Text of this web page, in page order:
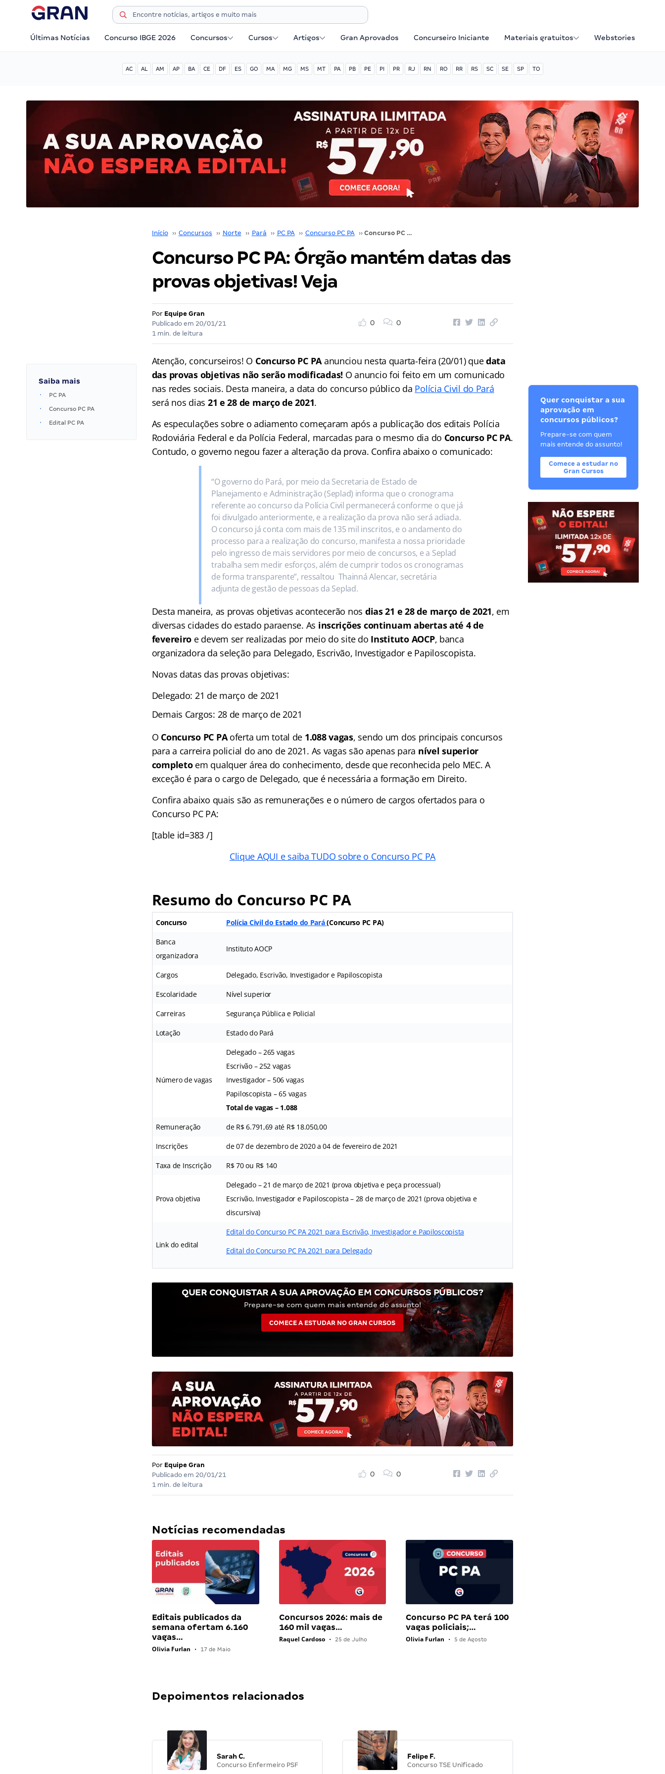
Últimas Notícias Concurso IBGE 2026 Concursos Cursos Artigos Gran Aprovados Concurseiro Iniciante Materiais gratuitos Webstories
AC AL AM AP BA CE DF ES GO MA MG MS MT PA PB PE PI PR RJ RN RO RR RS SC SE SP TO
Início ›› Concursos ›› Norte ›› Pará ›› PC PA ›› Concurso PC PA ›› Concurso PC PA: Órgão mantém datas das provas objetivas! Veja
Concurso PC PA: Órgão mantém datas das
provas objetivas! Veja
Por Equipe Gran
Publicado em 20/01/21
1 min. de leitura
0 0
Saiba mais
PC PA
Concurso PC PA
Edital PC PA
Atenção, concurseiros! O Concurso PC PAanunciou nesta quarta-feira (20/01) quedata
das provas objetivas não serão modificadas! O anuncio foi feito em um comunicado
nas redes sociais. Desta maneira, a data do concurso público da Polícia Civil do Pará
será nos dias 21 e 28 de março de 2021.
As especulações sobre o adiamento começaram após a publicação dos editais Polícia
Rodoviária Federal e da Polícia Federal, marcadas para o mesmo dia do Concurso PC PA.
Contudo, o governo negou fazer a alteração da prova. Confira abaixo o comunicado:
“O governo do Pará, por meio da Secretaria de Estado de
Planejamento e Administração (Seplad) informa que o cronograma
referente ao concurso da Polícia Civil permanecerá conforme o que já
foi divulgado anteriormente, e a realização da prova não será adiada.
O concurso já conta com mais de 135 mil inscritos, e o andamento do
processo para a realização do concurso, manifesta a nossa prioridade
pelo ingresso de mais servidores por meio de concursos, e a Seplad
trabalha sem medir esforços, além de cumprir todos os cronogramas
de forma transparente”, ressaltou Thainná Alencar, secretária
adjunta de gestão de pessoas da Seplad.
Desta maneira, as provas objetivas acontecerão nos dias 21 e 28 de março de 2021, em
diversas cidades do estado paraense. As inscrições continuam abertas até 4 de
fevereiro e devem ser realizadas por meio do site do Instituto AOCP, banca
organizadora da seleção para Delegado, Escrivão, Investigador e Papiloscopista.
Novas datas das provas objetivas:
Delegado: 21 de março de 2021
Demais Cargos: 28 de março de 2021
O Concurso PC PAoferta um total de 1.088 vagas, sendo um dos principais concursos
para a carreira policial do ano de 2021. As vagas são apenas para nível superior
completoem qualquer área do conhecimento, desde que reconhecida pelo MEC. A
exceção é para o cargo de Delegado, que é necessária a formação em Direito.
Confira abaixo quais são as remunerações e o número de cargos ofertados para o
Concurso PC PA:
[table id=383 /]
Clique AQUI e saiba TUDO sobre o Concurso PC PA
Resumo do Concurso PC PA
Concurso Polícia Civil do Estado do Pará(Concurso PC PA)
Banca
organizadora
Instituto AOCP
Cargos Delegado, Escrivão, Investigador e Papiloscopista
Escolaridade Nível superior
Carreiras Segurança Pública e Policial
Lotação Estado do Pará
Número de vagas
Delegado – 265 vagas
Escrivão – 252 vagas
Investigador – 506 vagas
Papiloscopista – 65 vagas
Total de vagas – 1.088
Remuneração de R$ 6.791,69 até R$ 18.050,00
Inscrições de 07 de dezembro de 2020 a 04 de fevereiro de 2021
Taxa de Inscrição R$ 70 ou R$ 140
Prova objetiva
Delegado – 21 de março de 2021 (prova objetiva e peça processual)
Escrivão, Investigador e Papiloscopista – 28 de março de 2021 (prova objetiva e
discursiva)
Link do edital
Edital do Concurso PC PA 2021 para Escrivão, Investigador e Papiloscopista
Edital do Concurso PC PA 2021 para Delegado
QUER CONQUISTAR A SUA APROVAÇÃO EM CONCURSOS PÚBLICOS?
Prepare-se com quem mais entende do assunto!
COMECE A ESTUDAR NO GRAN CURSOS
Por Equipe Gran
Publicado em 20/01/21
1 min. de leitura
0 0
Notícias recomendadas
Editais publicados da
semana ofertam 6.160
vagas…
Olivia Furlan • 17 de Maio
Concursos 2026: mais de
160 mil vagas…
Raquel Cardoso • 25 de Julho
Concurso PC PA terá 100
vagas policiais;…
Olivia Furlan • 5 de Agosto
Depoimentos relacionados
Sarah C.
Concurso Enfermeiro PSF
Felipe F.
Concurso TSE Unificado
Quer conquistar a sua
aprovação em
concursos públicos?
Prepare-se com quem
mais entende do assunto!
Comece a estudar no
Gran Cursos